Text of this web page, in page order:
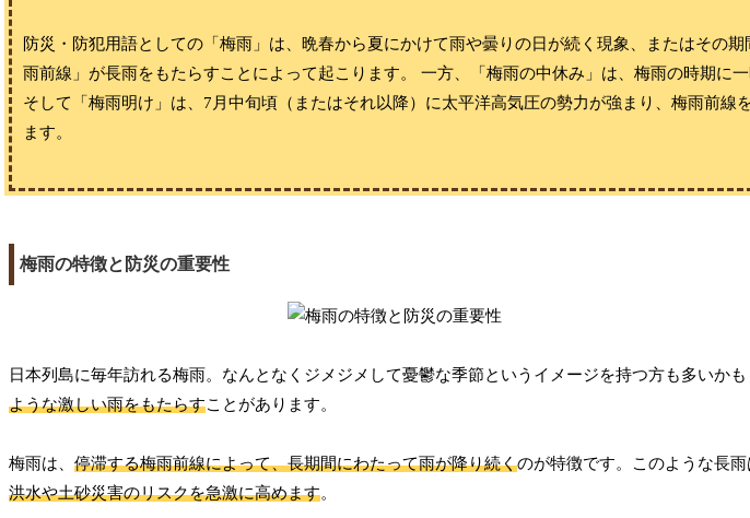
防災・防犯用語としての「梅雨」は、晩春から夏にかけて雨や曇りの日が続く現象、またはその
雨前線」が長雨をもたらすことによって起こります。 一方、「梅雨の中休み」は、梅雨の時期に
そして「梅雨明け」は、7月中旬頃（またはそれ以降）に太平洋高気圧の勢力が強まり、梅雨前線
ます。
梅雨の特徴と防災の重要性
日本列島に毎年訪れる梅雨。なんとなくジメジメして憂鬱な季節というイメージを持つ方も多いかも
ような激しい雨をもたらすことがあります。
梅雨は、 停滞する梅雨前線によって、長期間にわたって雨が降り続くのが特徴です。このような長
洪水や土砂災害のリスクを急激に高めます。